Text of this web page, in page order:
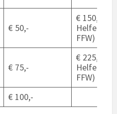
€ 50,-
€ 150,-
Helfer
FFW)
€ 75,-
€ 225,-
Helfer
FFW)
€ 100,-